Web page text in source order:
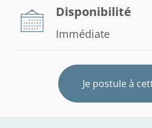
Disponibilité
Immédiate
Je postule à